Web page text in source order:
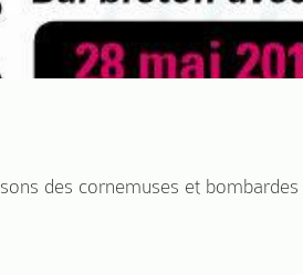
des cornemuses et